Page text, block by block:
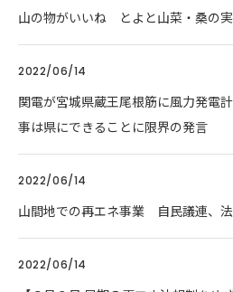
山の物がいいね とよと山菜・桑の実
2022/06/14
関電が宮城県蔵王尾根筋に風力発電
事は県にできることに限界の発言
2022/06/14
山間地での再エネ事業 自民議連、
2022/06/14